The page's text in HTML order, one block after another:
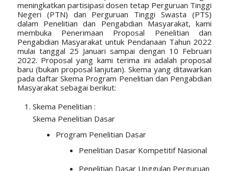
meningkatkan partisipasi dosen tetap Perguruan Tinggi
Negeri (PTN) dan Perguruan Tinggi Swasta (PTS)
dalam Penelitian dan Pengabdian Masyarakat, kami
membuka Penerimaan Proposal Penelitian dan
Pengabdian Masyarakat untuk Pendanaan Tahun 2022
mulai tanggal 25 Januari sampai dengan 10 Februari
2022. Proposal yang kami terima ini adalah proposal
baru (bukan proposal lanjutan). Skema yang ditawarkan
pada daftar Skema Program Penelitian dan Pengabdian
Masyarakat sebagai berikut:
Skema Penelitian :
Skema Penelitian Dasar
Program Penelitian Dasar
Penelitian Dasar Kompetitif Nasional
Penelitian Dasar Unggulan Perguruan